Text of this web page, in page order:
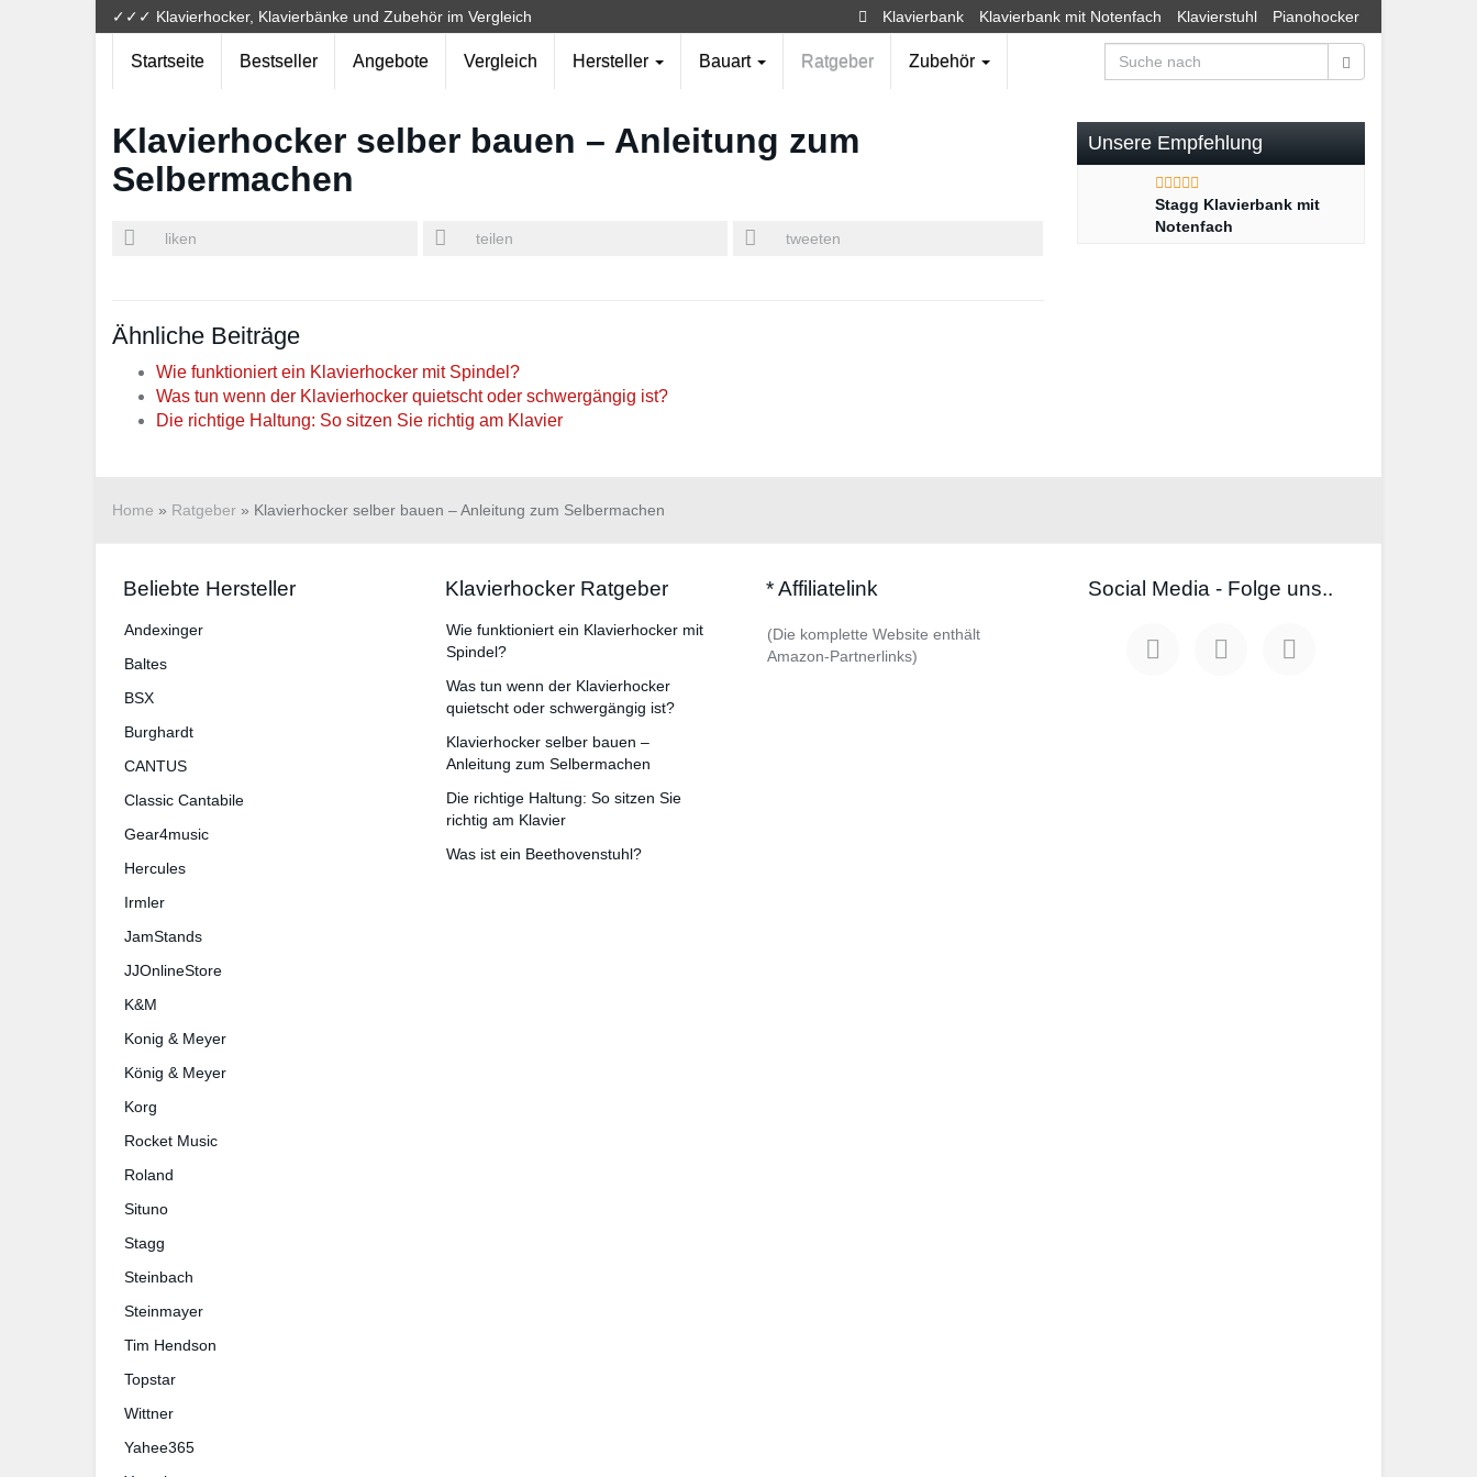
✓✓✓ Klavierhocker, Klavierbänke und Zubehör im Vergleich Klavierbank Klavierbank mit Notenfach Klavierstuhl Pianohocker
Startseite Bestseller Angebote Vergleich Hersteller Bauart Ratgeber Zubehör
Klavierhocker selber bauen – Anleitung zum
Selbermachen
liken teilen tweeten
Ähnliche Beiträge
Wie funktioniert ein Klavierhocker mit Spindel?
Was tun wenn der Klavierhocker quietscht oder schwergängig ist?
Die richtige Haltung: So sitzen Sie richtig am Klavier
Unsere Empfehlung
Stagg Klavierbank mit
Notenfach
Home » Ratgeber » Klavierhocker selber bauen – Anleitung zum Selbermachen
Beliebte Hersteller
An­dex­in­ger
Baltes
BSX
Burg­hardt
CANTUS
Classic Cantabile
Gear4music
Hercules
Irmler
JamStands
JJOnlineStore
K&M
Konig & Meyer
König & Meyer
Korg
Rocket Music
Roland
Situno
Stagg
Steinbach
Steinmayer
Tim Hendson
Topstar
Wittner
Yahee365
Klavierhocker Ratgeber
Wie funktioniert ein Klavierhocker mit
Spindel?
Was tun wenn der Klavierhocker
quietscht oder schwergängig ist?
Klavierhocker selber bauen –
Anleitung zum Selbermachen
Die richtige Haltung: So sitzen Sie
richtig am Klavier
Was ist ein Beethovenstuhl?
* Affiliatelink
(Die komplette Website enthält
Amazon-Partnerlinks)
Social Media - Folge uns..